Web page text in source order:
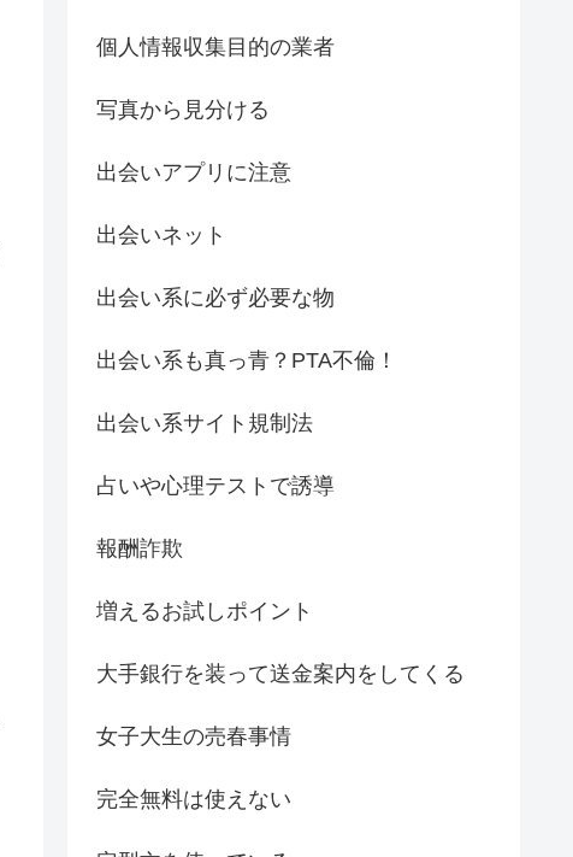
個人情報収集目的の業者
写真から見分ける
出会いアプリに注意
出会いネット
出会い系に必ず必要な物
出会い系も真っ青？PTA不倫！
出会い系サイト規制法
占いや心理テストで誘導
報酬詐欺
増えるお試しポイント
大手銀行を装って送金案内をしてくる
女子大生の売春事情
完全無料は使えない